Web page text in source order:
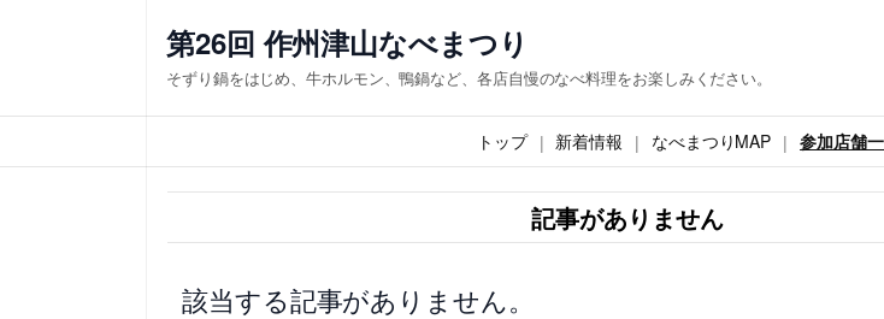
ス
キ
第26回 作州津山なべまつり
そずり鍋をはじめ、牛ホルモン、鴨鍋など、各店自慢のなべ料理をお楽しみください。
トップ 新着情報 なべまつりMAP 参加店舗
記事がありません
該当する記事がありません。